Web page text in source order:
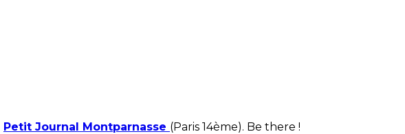
Petit Journal Montparnasse (Paris 14ème). Be there !